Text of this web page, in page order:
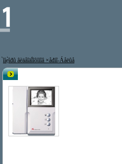
̀îíẹ̀îđû âèäåîäî́îôîíîâ ×åđíî-Áåëûå